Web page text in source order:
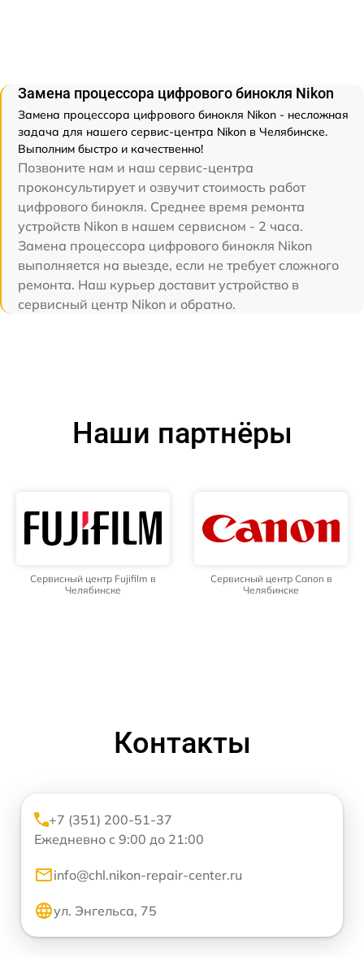
Замена процессора цифрового бинокля Nikon
Замена процессора цифрового бинокля Nikon - несложная
задача для нашего сервис-центра Nikon в Челябинске.
Выполним быстро и качественно!
Позвоните нам и наш сервис-центра
проконсультирует и озвучит стоимость работ
цифрового бинокля. Среднее время ремонта
устройств Nikon в нашем сервисном - 2 часа.
Замена процессора цифрового бинокля Nikon
выполняется на выезде, если не требует сложного
ремонта. Наш курьер доставит устройство в
сервисный центр Nikon и обратно.
Наши партнёры
Сервисный центр Fujifilm в
Челябинске
Сервисный центр Canon в
Челябинске
Контакты
+7 (351) 200-51-37
Ежедневно с 9:00 до 21:00
info@chl.nikon-repair-center.ru
ул. Энгельса, 75